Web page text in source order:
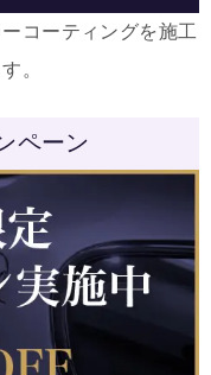
コーティングを施工
。
ペーン